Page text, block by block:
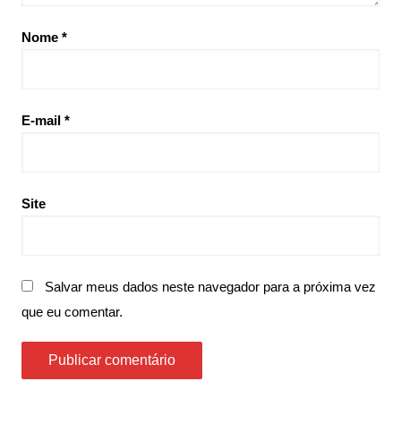
Nome *
E-mail *
Site
Salvar meus dados neste navegador para a próxima vez
que eu comentar.